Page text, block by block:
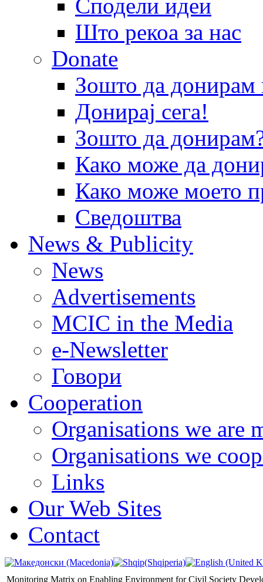
Сподели идеи
Што рекоа за нас
Donate
Зошто да
Донирај сега!
Зошто да
Како може да
Како може моето
Сведоштва
News & Publicity
News
Advertisements
MCIC in the Media
e-Newsletter
Говори
Cooperation
Organisations we are
Organisations we
Links
Our Web Sites
Contact
Monitoring Matrix on Enabling Environment for Civil Society